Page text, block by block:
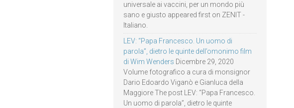
universale ai vaccini, per un mondo più
sano e giusto appeared first on ZENIT -
Italiano.
LEV: “Papa Francesco. Un uomo di
parola”, dietro le quinte dell’omonimo film
di Wim Wenders Dicembre 29, 2020
Volume fotografico a cura di monsignor
Dario Edoardo Viganò e Gianluca della
Maggiore The post LEV: “Papa Francesco.
Un uomo di parola”, dietro le quinte